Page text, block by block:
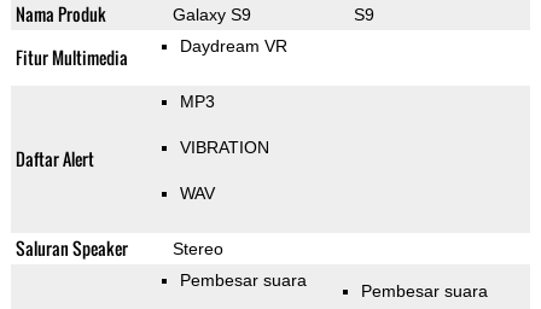
Nama Produk Galaxy S9 S9
Fitur Multimedia Daydream VR
Daftar Alert
MP3
VIBRATION
WAV
Saluran Speaker Stereo
Pembesar suara
Pembesar suara